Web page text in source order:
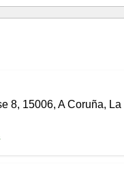
8, 15006, A Coruña, La